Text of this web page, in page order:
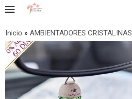
Inicio » AMBIENTADORES CRISTALINAS